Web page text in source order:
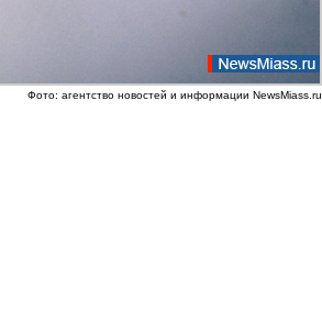
Фото: агентство новостей и информации NewsMiass.ru